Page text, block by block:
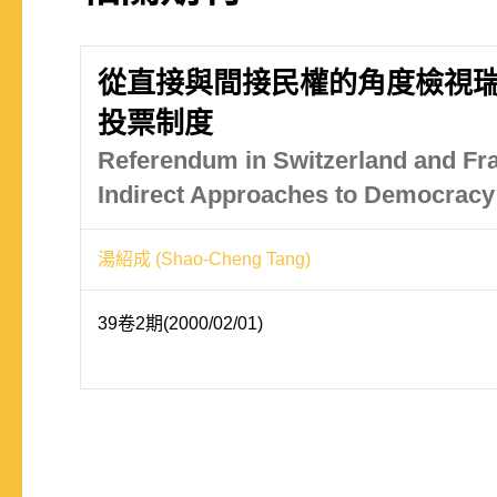
從直接與間接民權的角度檢視
投票制度
Referendum in Switzerland and
Indirect Approaches to Democracy
湯紹成 (Shao-Cheng Tang)
39卷2期(2000/02/01)